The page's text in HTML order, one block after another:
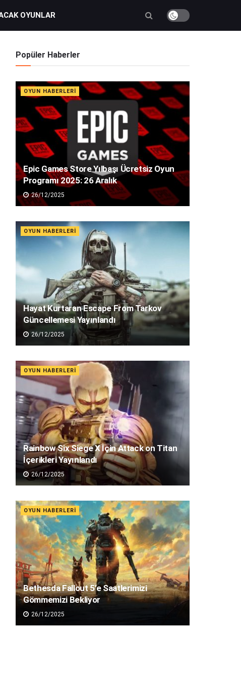
OYUNLAR
Popüler Haberler
OYUN HABERLERI
Epic Games Store Yılbaşı Ücretsiz Oyun
Programı 2025: 26 Aralık
26/12/2025
OYUN HABERLERI
Hayat Kurtaran Escape From Tarkov
Güncellemesi Yayınlandı
26/12/2025
OYUN HABERLERI
Rainbow Six Siege X İçin Attack on Titan
İçerikleri Yayınlandı
26/12/2025
OYUN HABERLERI
Bethesda Fallout 5’e Saatlerimizi
Gömmemizi Bekliyor
26/12/2025